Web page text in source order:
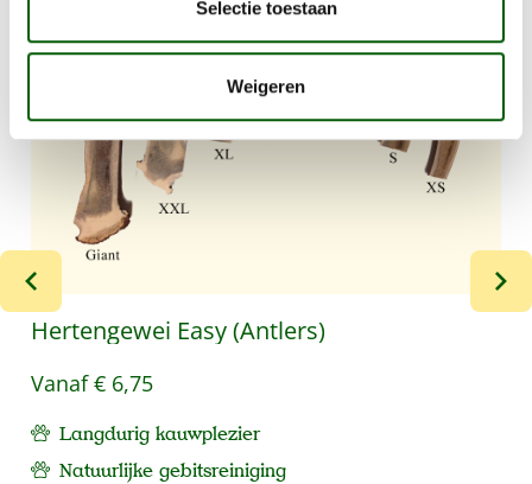
Selectie toestaan
Weigeren
Hertengewei Easy (Antlers)
Vanaf€ 6,75
Langdurig kauwplezier
Natuurlijke gebitsreiniging